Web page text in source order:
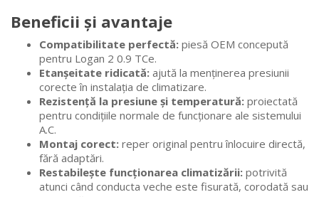
Beneficii și avantaje
Compatibilitate perfectă: piesă OEM concepută
pentru Logan 2 0.9 TCe.
Etanșeitate ridicată: ajută la menținerea presiunii
corecte în instalația de climatizare.
Rezistență la presiune și temperatură: proiectată
pentru condițiile normale de funcționare ale sistemului
A.C.
Montaj corect: reper original pentru înlocuire directă,
fără adaptări.
Restabilește funcționarea climatizării: potrivită
atunci când conducta veche este fisurată, corodată sau